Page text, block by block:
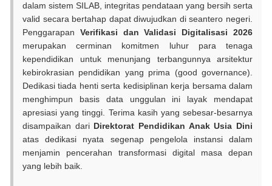
dalam sistem SILAB, integritas pendataan yang bersih serta
valid secara bertahap dapat diwujudkan di seantero negeri.
Penggarapan Verifikasi dan Validasi Digitalisasi 2026
merupakan cerminan komitmen luhur para tenaga
kependidikan untuk menunjang terbangunnya arsitektur
kebirokrasian pendidikan yang prima (good governance).
Dedikasi tiada henti serta kedisiplinan kerja bersama dalam
menghimpun basis data unggulan ini layak mendapat
apresiasi yang tinggi. Terima kasih yang sebesar-besarnya
disampaikan dari Direktorat Pendidikan Anak Usia Dini
atas dedikasi nyata segenap pengelola instansi dalam
menjamin pencerahan transformasi digital masa depan
yang lebih baik.